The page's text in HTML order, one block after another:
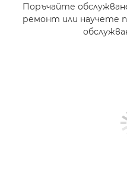
Поръчайте
ремонт или научете